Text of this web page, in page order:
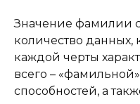
Значение фамилии
количество данных,
каждой черты
всего –
способностей, а